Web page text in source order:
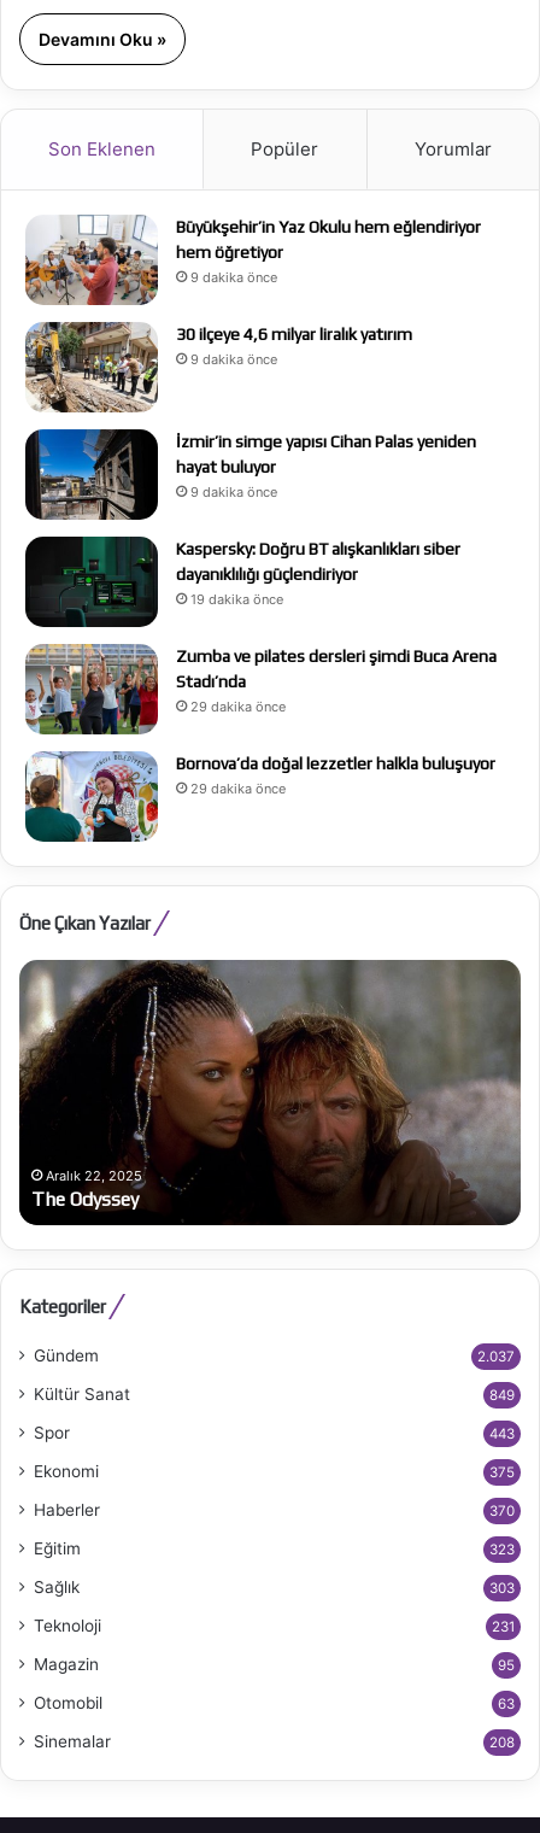
Devamını Oku »
Son Eklenen Popüler Yorumlar
Büyükşehir’in Yaz Okulu hem eğlendiriyor
hem öğretiyor
9 dakika önce
30 ilçeye 4,6 milyar liralık yatırım
9 dakika önce
İzmir’in simge yapısı Cihan Palas yeniden
hayat buluyor
9 dakika önce
Kaspersky: Doğru BT alışkanlıkları siber
dayanıklılığı güçlendiriyor
19 dakika önce
Zumba ve pilates dersleri şimdi Buca Arena
Stadı’nda
29 dakika önce
Bornova’da doğal lezzetler halkla buluşuyor
29 dakika önce
Öne Çıkan Yazılar
The
Odyssey
Aralık 22, 2025
The Odyssey
Kategoriler
Gündem 2.037
Kültür Sanat 849
Spor 443
Ekonomi 375
Haberler 370
Eğitim 323
Sağlık 303
Teknoloji 231
Magazin 95
Otomobil 63
Sinemalar 208